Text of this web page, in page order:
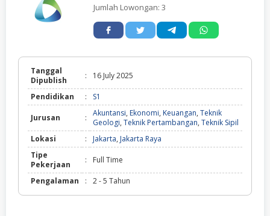
Jumlah Lowongan: 3
Tanggal
Dipublish
: 16 July 2025
Pendidikan : S1
Jurusan : Akuntansi, Ekonomi, Keuangan, Teknik
Geologi, Teknik Pertambangan, Teknik Sipil
Lokasi
: Jakarta, Jakarta Raya
Tipe
Pekerjaan
: Full Time
Pengalaman : 2 - 5 Tahun